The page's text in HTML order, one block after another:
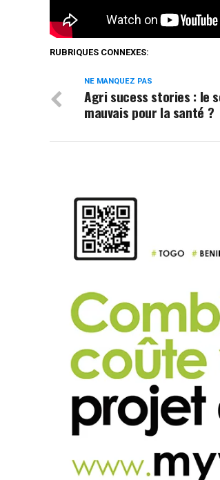
RUBRIQUES CONNEXES:
NE MANQUEZ PAS
Agri sucess stories : le
mauvais pour la santé ?